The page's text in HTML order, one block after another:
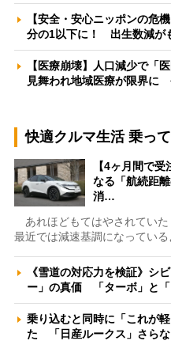
【安全・安心ニッポンの危
分の1以下に！ 出生数減が
【医療崩壊】人口減少で「
見舞われ地域医療が限界
快適クルマ生活 乗っ
【4ヶ月間で
なる「航続距
消…
あれほどもてはやされていた
最近では減速基調になってい
《雪道の対応力を検証》シ
ー」の真価 「ターボ」と
乗り込むと同時に「これが
た 「日産ルークス」さら